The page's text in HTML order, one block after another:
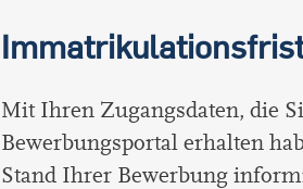
Mit Ihren Zugangsdaten, die
Bewerbungsportal erhalten
Stand Ihrer Bewerbung